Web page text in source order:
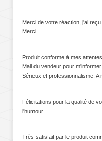
Merci de votre réaction, j'ai
Merci.
Produit conforme à mes
Mail du vendeur pour
Sérieux et professionnalisme. A
Félicitations pour la qualité de
l'humour
Très satisfait par le produit